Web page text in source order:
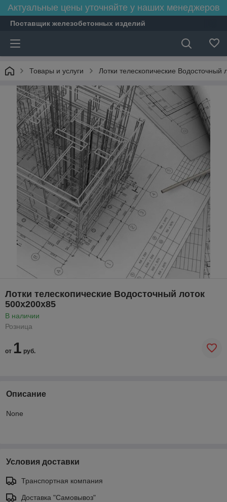
Актуальные цены уточняйте у наших менеджеров
Поставщик железобетонных изделий
Товары и услуги Лотки телескопические Водосточный
Лотки телескопические Водосточный лоток
500х200х85
В наличии
Розница
от 1 руб.
Описание
None
Условия доставки
Транспортная компания
Доставка "Самовывоз"